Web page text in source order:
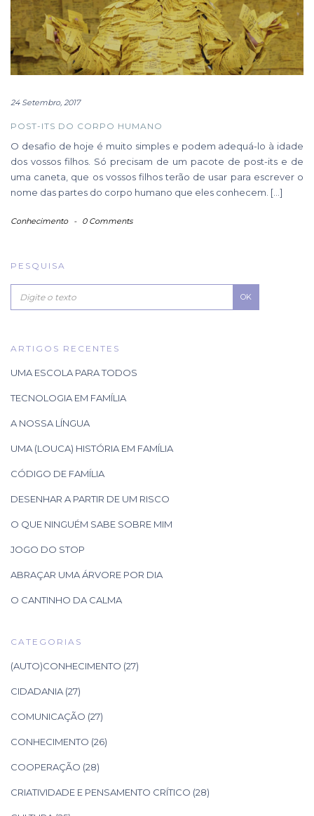
24 Setembro, 2017
POST-ITS DO CORPO HUMANO
O desafio de hoje é muito simples e podem adequá-lo à idade
dos vossos filhos. Só precisam de um pacote de post-its e de
uma caneta, que os vossos filhos terão de usar para escrever o
nome das partes do corpo humano que eles conhecem. […]
Conhecimento - 0 Comments
PESQUISA
OK
ARTIGOS RECENTES
UMA ESCOLA PARA TODOS
TECNOLOGIA EM FAMÍLIA
A NOSSA LÍNGUA
UMA (LOUCA) HISTÓRIA EM FAMÍLIA
CÓDIGO DE FAMÍLIA
DESENHAR A PARTIR DE UM RISCO
O QUE NINGUÉM SABE SOBRE MIM
JOGO DO STOP
ABRAÇAR UMA ÁRVORE POR DIA
O CANTINHO DA CALMA
CATEGORIAS
(AUTO)CONHECIMENTO (27)
CIDADANIA (27)
COMUNICAÇÃO (27)
CONHECIMENTO (26)
COOPERAÇÃO (28)
CRIATIVIDADE E PENSAMENTO CRÍTICO (28)